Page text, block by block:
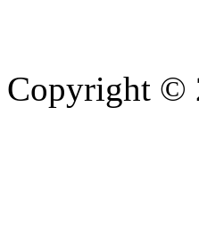
Copyright ©